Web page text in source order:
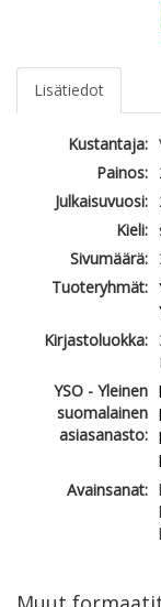
Lisätiedot
Kustantaja:
Painos:
Julkaisuvuosi:
Kieli:
Sivumäärä:
Tuoteryhmät:
Kirjastoluokka:
YSO - Yleinen
suomalainen
asiasanasto:
Avainsanat: